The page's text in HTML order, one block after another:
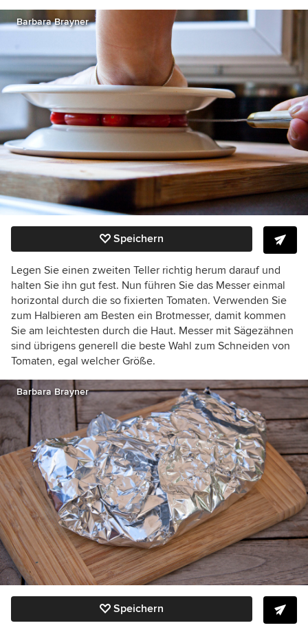
Barbara Brayner
Speichern
Legen Sie einen zweiten Teller richtig herum darauf und
halten Sie ihn gut fest. Nun führen Sie das Messer einmal
horizontal durch die so fixierten Tomaten. Verwenden Sie
zum Halbieren am Besten ein Brotmesser, damit kommen
Sie am leichtesten durch die Haut. Messer mit Sägezähnen
sind übrigens generell die beste Wahl zum Schneiden von
Tomaten, egal welcher Größe.
Barbara Brayner
Speichern